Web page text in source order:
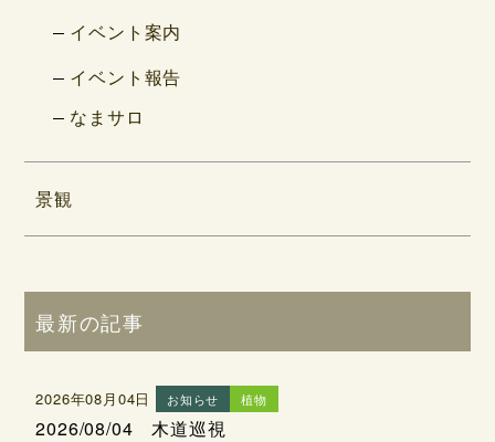
イベント案内
イベント報告
なまサロ
景観
最新の記事
2026年08月04日 お知らせ 植物
2026/08/04 木道巡視